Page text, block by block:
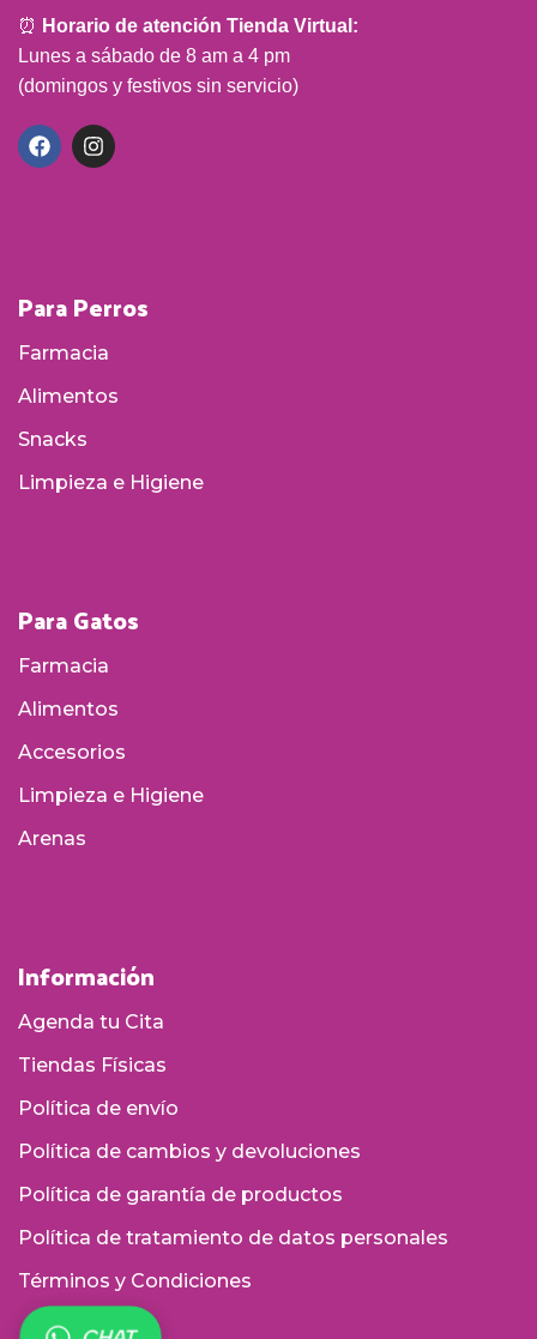
⏰ Horario de atención Tienda Virtual:
Lunes a sábado de 8 am a 4 pm
(domingos y festivos sin servicio)
Para Perros
Farmacia
Alimentos
Snacks
Limpieza e Higiene
Para Gatos
Farmacia
Alimentos
Accesorios
Limpieza e Higiene
Arenas
Información
Agenda tu Cita
Tiendas Físicas
Política de envío
Política de cambios y devoluciones
Política de garantía de productos
Política de tratamiento de datos personales
Términos y Condiciones